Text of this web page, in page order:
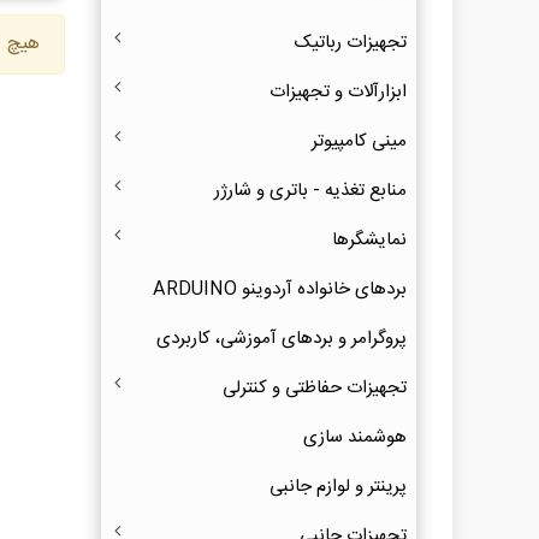
تجهیزات رباتیک
ابزارآلات و تجهیزات
مینی کامپیوتر
منابع تغذیه - باتری و شارژر
نمایشگرها
بردهای خانواده آردوینو ARDUINO
پروگرامر و بردهای آموزشی، کاربردی
تجهیزات حفاظتی و کنترلی
هوشمند سازی
پرینتر و لوازم جانبی
هیچ